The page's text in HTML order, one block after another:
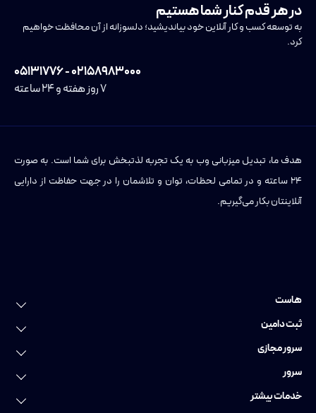
در هر قدم کنار شما هستیم
به توسعه کسب و کار آنلاین خود بیاندیشید؛ دلسوزانه از آن محافظت خواهیم
کرد.
۰۲۱۵۸۹۸۳۰۰۰ - ۰۵۱۳۱۷۷۶
۷ روز هفته و ۲۴ ساعته
هدف ما، تبدیل میزبانی وب به یک تجربه لذتبخش برای شما است. به صورت
۲۴ ساعته و در تمامی لحظات، توان و تلاشمان را در جهت حفاظت از دارایی
آنلاینتان بکار می‌گیریم.
هاست
هاست وردپرس
هاست ویندوز
هاست پایتون
ثبت دامین
ثبت دامنه ایرانی
ثبت دامنه فارسی
سرور مجازی
سرور مجازی اروپا
سرور
خدمات بیشتر